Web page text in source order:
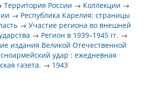
Территория России → Коллекции →
→ Республика Карелия: страницы
→Участие региона во внешней
→ Регион в 1939–1945 гг. →
издания Великой Отечественной
удар : ежедневная
газета. → 1943